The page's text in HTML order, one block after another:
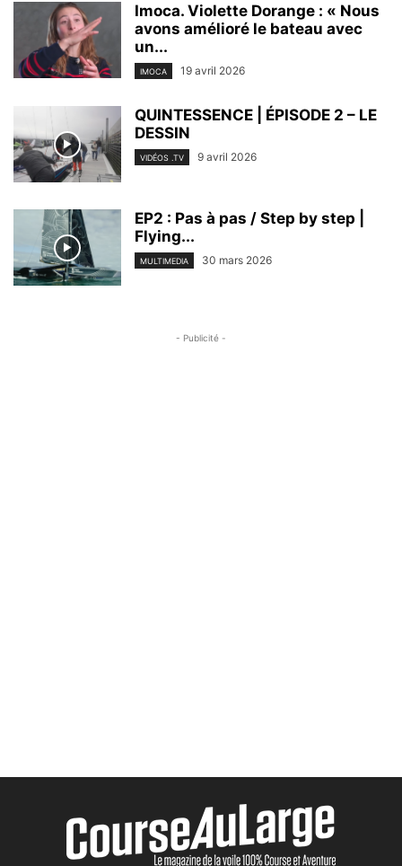
Imoca. Violette Dorange : « Nous
avons amélioré le bateau avec
un...
IMOCA 19 avril 2026
QUINTESSENCE | ÉPISODE 2 – LE
DESSIN
VIDÉOS .TV 9 avril 2026
EP2 : Pas à pas / Step by step |
Flying...
MULTIMEDIA 30 mars 2026
- Publicité -